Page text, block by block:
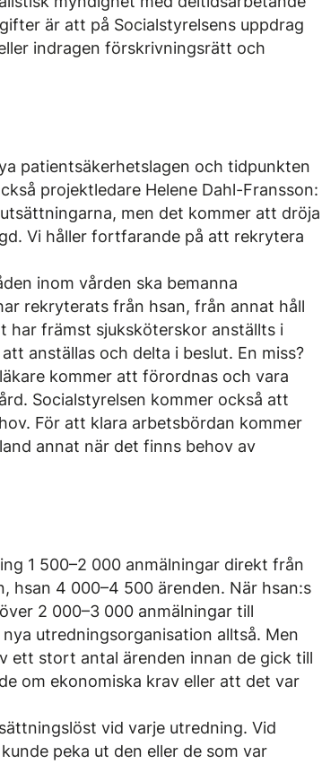
är att på Socialstyrelsens uppdrag
indragen förskrivningsrätt och
patientsäkerhetslagen och tidpunkten
projektledare Helene Dahl-Fransson:
men det kommer att dröja
Vi håller fortfarande på att rekrytera
inom vården ska bemanna
rekryterats från hsan, från annat håll
har främst sjuksköterskor anställts i
anställas och delta i beslut. En miss?
kommer att förordnas och vara
Socialstyrelsen kommer också att
För att klara arbetsbördan kommer
annat när det finns behov av
1 500–2 000 anmälningar direkt från
hsan 4 000–4 500 ärenden. När hsan:s
2 000–3 000 anmälningar till
utredningsorganisation alltså. Men
ett stort antal ärenden innan de gick till
om ekonomiska krav eller att det var
vid varje utredning. Vid
peka ut den eller de som var